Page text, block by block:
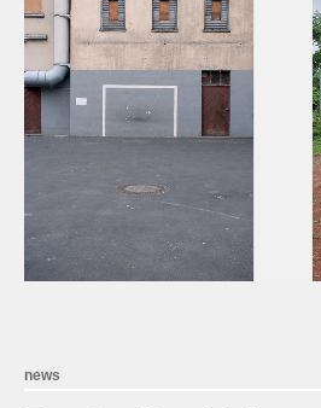
news